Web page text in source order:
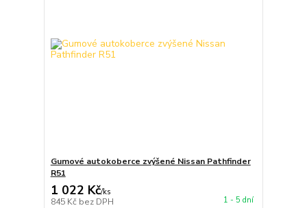
Gumové autokoberce zvýšené Nissan Pathfinder
R51
1 022 Kč/ks
845 Kč bez DPH 1 - 5 dní